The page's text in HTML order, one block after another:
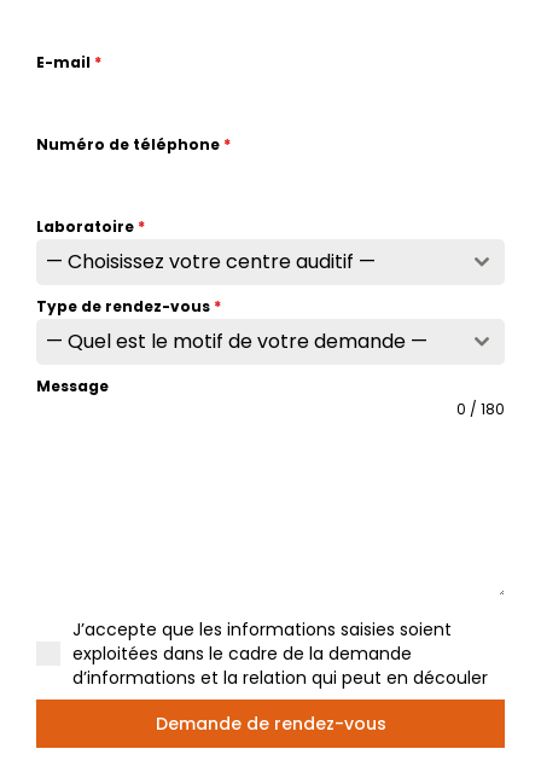
E-mail *
Numéro de téléphone *
Laboratoire *
— Choisissez votre centre auditif —
Type de rendez-vous *
— Quel est le motif de votre demande —
Message
0 / 180
J’accepte que les informations saisies soient
exploitées dans le cadre de la demande
d’informations et la relation qui peut en découler
Demande de rendez-vous